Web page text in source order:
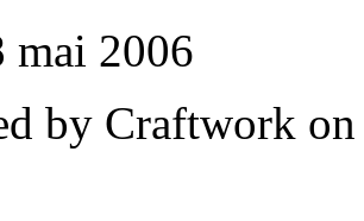
mai 2006
by Craftwork